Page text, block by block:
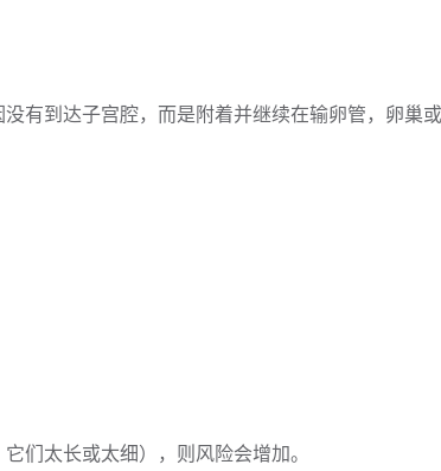
有到达子宫腔，而是附着并继续在输卵管，卵巢
们太长或太细），则风险会增加。